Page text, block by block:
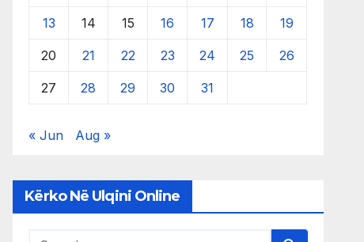
13 14 15 16 17 18 19
20 21 22 23 24 25 26
27 28 29 30 31
« Jun Aug »
Kërko Në Ulqini Online